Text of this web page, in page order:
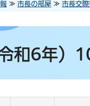
≫ 市長の部屋 ≫ 市長交
和6年）